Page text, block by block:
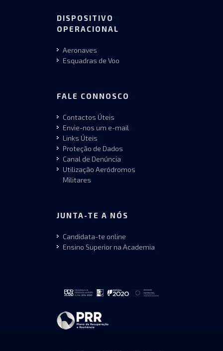
DISPOSITIVO
OPERACIONAL
Aeronaves
Esquadras de Voo
FALE CONNOSCO
Contactos Úteis
Envie-nos um e-mail
Links Úteis
Proteção de Dados
Canal de Denúncia
Utilização Aeródromos
Militares
JUNTA-TE A NÓS
Candidata-te online
Ensino Superior na Academia